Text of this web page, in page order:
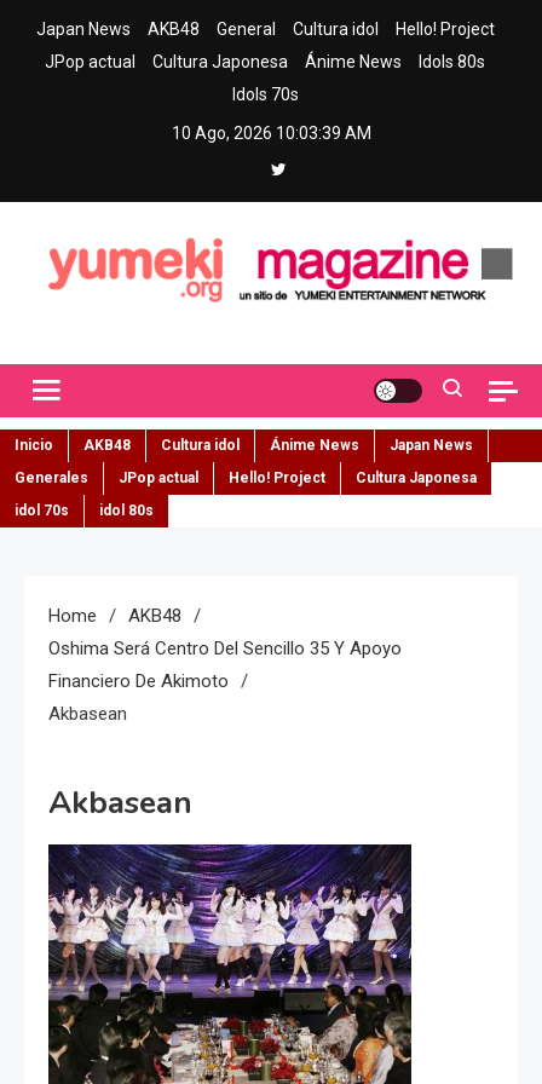
Japan News AKB48 General Cultura idol
Hello! Project
JPop actual
Cultura Japonesa Ánime News
Idols 80s
Idols 70s
10 Ago, 2026 10:03:40 AM
Inicio AKB48 Cultura idol Ánime News
Japan News
Generales
JPop actual Hello! Project
Cultura Japonesa
idol 70s
idol 80s
Home
AKB48
Oshima Será Centro Del Sencillo 35 Y Apoyo
Financiero De Akimoto
Akbasean
Akbasean